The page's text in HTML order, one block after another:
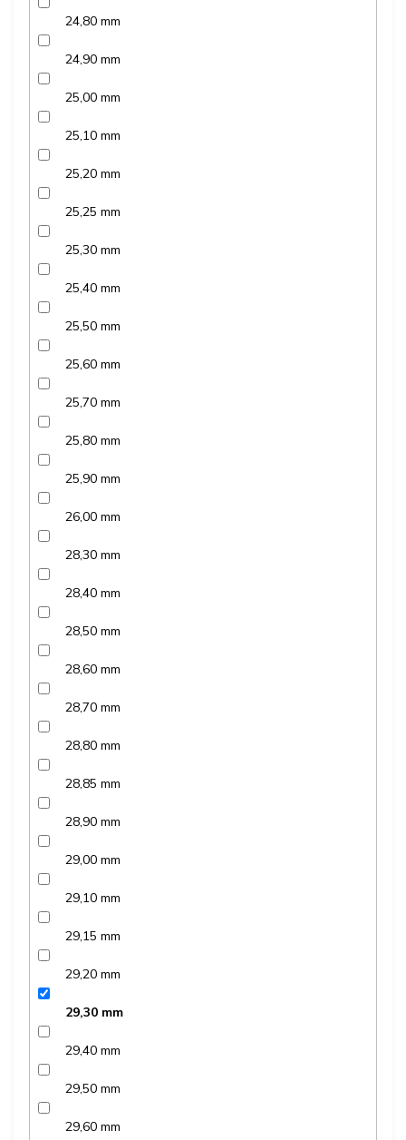
24,80 mm
24,90 mm
25,00 mm
25,10 mm
25,20 mm
25,25 mm
25,30 mm
25,40 mm
25,50 mm
25,60 mm
25,70 mm
25,80 mm
25,90 mm
26,00 mm
28,30 mm
28,40 mm
28,50 mm
28,60 mm
28,70 mm
28,80 mm
28,85 mm
28,90 mm
29,00 mm
29,10 mm
29,15 mm
29,20 mm
29,30 mm
29,40 mm
29,50 mm
29,60 mm